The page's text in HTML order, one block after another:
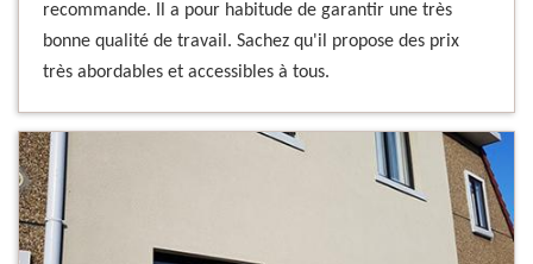
recommande. Il a pour habitude de garantir une très
bonne qualité de travail. Sachez qu'il propose des prix
très abordables et accessibles à tous.